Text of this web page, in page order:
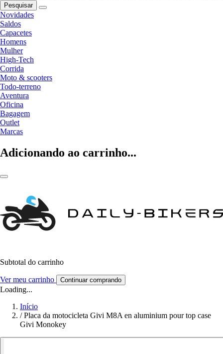
Pesquisar
Novidades
Saldos
Capacetes
Homens
Mulher
High-Tech
Corrida
Moto & scooters
Todo-terreno
Aventura
Oficina
Bagagem
Outlet
Marcas
Adicionando ao carrinho...
Subtotal do carrinho
Ver meu carrinho Continuar comprando
Loading...
Início
/ Placa da motocicleta Givi M8A en aluminium pour top case
Givi Monokey